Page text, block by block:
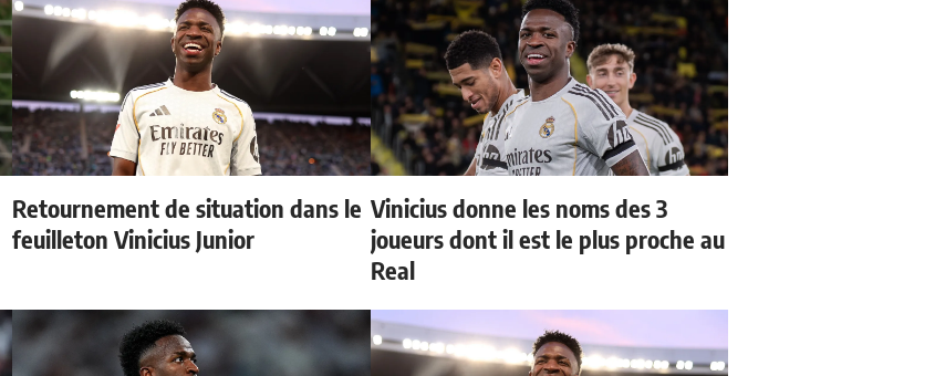
Retournement de situation dans le
feuilleton Vinicius Junior
Vinicius donne les noms des 3
joueurs dont il est le plus proche au
Real